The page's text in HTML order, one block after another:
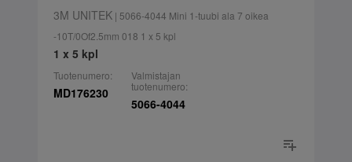
3M UNITEK| 5066-4044 Mini 1-tuubi ala 7 oikea
-10T/0Of2.5mm 018 1 x 5 kpl
1 x 5 kpl
Tuotenumero:
MD176230
Valmistajan
tuotenumero:
5066-4044